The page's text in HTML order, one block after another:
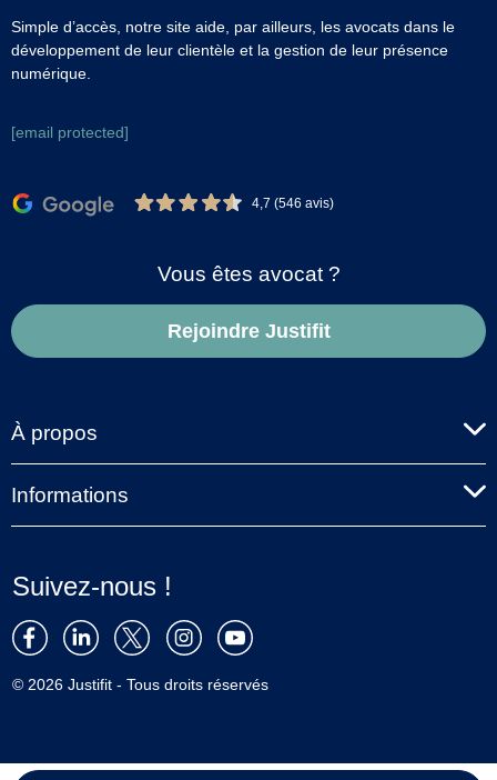
Simple d’accès, notre site aide, par ailleurs, les avocats dans le
développement de leur clientèle et la gestion de leur présence
numérique.
[email protected]
4,7 (546 avis)
Vous êtes avocat ?
Rejoindre Justifit
À propos
Informations
Suivez-nous !
© 2026 Justifit - Tous droits réservés